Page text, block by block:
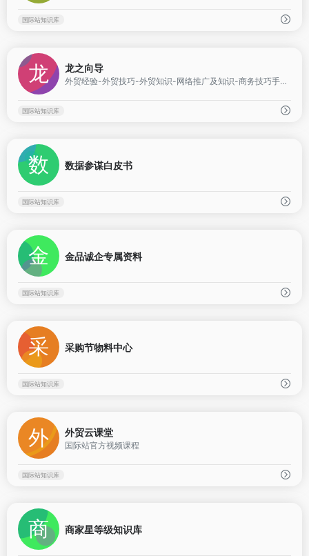
国际站知识库
龙之向导
外贸经验-外贸技巧-外贸知识-网络推广及知识-商务技巧手册集合
国际站知识库
数据参谋白皮书
国际站知识库
金品诚企专属资料
国际站知识库
采购节物料中心
国际站知识库
外贸云课堂
国际站官方视频课程
国际站知识库
商家星等级知识库